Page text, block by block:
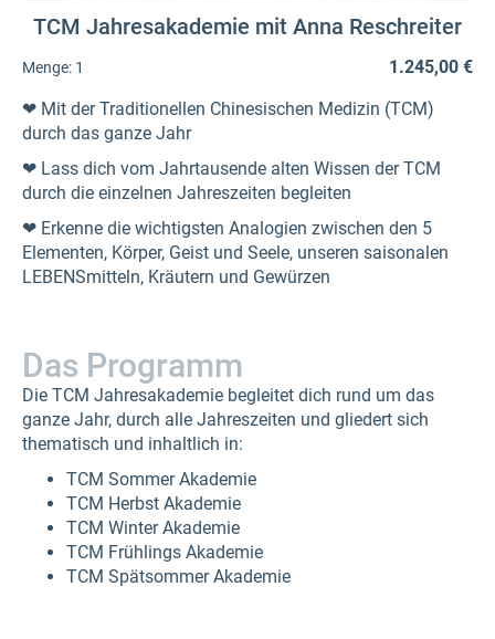
TCM Jahresakademie mit Anna Reschreiter
Menge: 1
1.245,00 €
❤ Mit der Traditionellen Chinesischen Medizin (TCM)
durch das ganze Jahr
❤ Lass dich vom Jahrtausende alten Wissen der TCM
durch die einzelnen Jahreszeiten begleiten
❤ Erkenne die wichtigsten Analogien zwischen den 5
Elementen, Körper, Geist und Seele, unseren saisonalen
LEBENSmitteln, Kräutern und Gewürzen
Das Programm
Die TCM Jahresakademie begleitet dich rund um das
ganze Jahr, durch alle Jahreszeiten und gliedert sich
thematisch und inhaltlich in:
TCM Sommer Akademie
TCM Herbst Akademie
TCM Winter Akademie
TCM Frühlings Akademie
TCM Spätsommer Akademie